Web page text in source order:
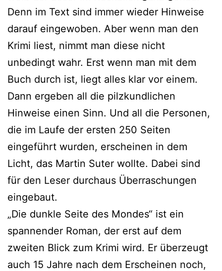
Denn im Text sind immer wieder Hinweise
darauf eingewoben. Aber wenn man den
Krimi liest, nimmt man diese nicht
unbedingt wahr. Erst wenn man mit dem
Buch durch ist, liegt alles klar vor einem.
Dann ergeben all die pilzkundlichen
Hinweise einen Sinn. Und all die Personen,
die im Laufe der ersten 250 Seiten
eingeführt wurden, erscheinen in dem
Licht, das Martin Suter wollte. Dabei sind
für den Leser durchaus Überraschungen
eingebaut.
„Die dunkle Seite des Mondes“ ist ein
spannender Roman, der erst auf dem
zweiten Blick zum Krimi wird. Er überzeugt
auch 15 Jahre nach dem Erscheinen noch,